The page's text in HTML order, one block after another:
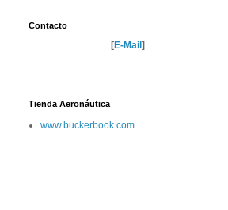
Contacto
[E-Mail ]
Tienda Aeronáutica
www.buckerbook.com